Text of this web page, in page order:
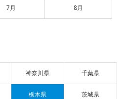
7月 8月
神奈川県 千葉県
栃木県 茨城県